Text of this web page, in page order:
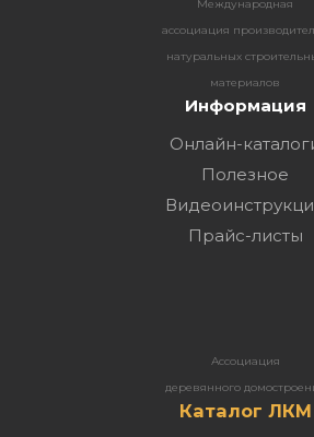
Международная
ассоциация
натуральных
материалов
Информация
Онлайн-
Полезное
Прайс-листы
Ассоциация
деревянного
Каталог ЛКМ